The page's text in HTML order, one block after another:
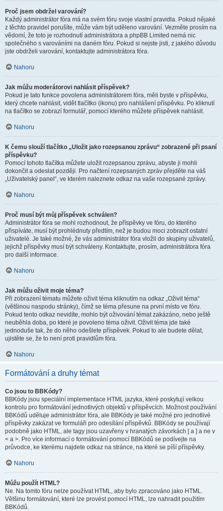
Proč jsem obdržel varování?
Každý administrátor fóra má na svém fóru svoje vlastní pravidla. Pokud nějaké
z těchto pravidel porušíte, může vám být uděleno varování. Vezměte prosím na
vědomí, že toto je rozhodnutí administrátora a phpBB Limited nemá nic
společného s varováními na daném fóru. Pokud si nejste jisti, z jakého důvodu
jste obdrželi varování, kontaktujte administrátora fóra.
Nahoru
Jak můžu moderátorovi nahlásit příspěvek?
Pokud je tato funkce povolena administrátorem fóra, měli byste v příspěvku,
který chcete nahlásit, vidět tlačítko (ikonu) pro nahlášení příspěvku. Po kliknutí
na tlačítko se zobrazí formulář, pomocí kterého můžete příspěvek nahlásit.
Nahoru
K čemu slouží tlačítko „Uložit jako rozepsanou zprávu“ zobrazené při psaní
příspěvku?
Pomocí tohoto tlačítka můžete uložit rozepsanou zprávu, abyste ji mohli
dokončit a odeslat později. Pro načtení rozepsaných zpráv přejděte na váš
„Uživatelský panel“, ve kterém naleznete odkaz na vaše rozepsané zprávy.
Nahoru
Proč musí být můj příspěvek schválen?
Administrátor fóra se mohl rozhodnout, že příspěvky ve fóru, do kterého
přispíváte, musí být prohlédnuty předtím, než je budou moci zobrazit ostatní
uživatelé. Je také možné, že vás administrátor fóra vložil do skupiny uživatelů,
jejichž příspěvky musí být schváleny. Kontaktujte, prosím, administrátora fóra
pro další informace.
Nahoru
Jak můžu oživit moje téma?
Při zobrazení tématu můžete oživit téma kliknutím na odkaz „Oživit téma“
(většinou naspodu stránky), čímž se téma přesune na první místo ve fóru.
Pokud tento odkaz nevidíte, mohlo být oživování témat zakázáno, nebo ještě
neuběhla doba, po které je povoleno téma oživit. Oživit téma jde také
jednoduše tak, že do něho odešlete příspěvek. Pokud to ale budete dělat,
ujistěte se, že to není proti pravidlům fóra.
Nahoru
Formátování a druhy témat
Co jsou to BBKódy?
BBKódy jsou speciální implementace HTML jazyka, které poskytují velkou
kontrolu pro formátování jednotlivých objektů v příspěvcích. Možnost používání
BBKódů uděluje administrátor fóra, ale BBKódy je také možné pro jednotlivé
příspěvky zakázat ve formuláři pro odesílání příspěvků. BBKódy se používají
podobně jako HTML, ale tagy jsou uzavřeny v hranatých závorkách [ a ] a ne v
< a >. Pro více informací o formátování pomocí BBKódů se podívejte na
průvodce, ke kterému najdete odkaz na stránce, na které se píší příspěvky.
Nahoru
Můžu použít HTML?
Ne. Na tomto fóru nelze používat HTML, aby bylo zpracováno jako HTML.
Většinu formátování, které lze provést pomocí HTML, lze nahradit použitím
BBKódů.